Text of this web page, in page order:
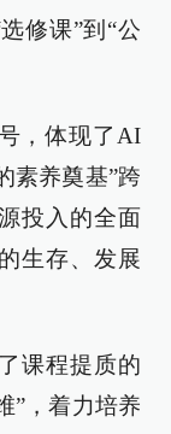
修课”到“公
，体现了AI
素养奠基”跨
投入的全面
生存、发展
课程提质的
”，着力培养